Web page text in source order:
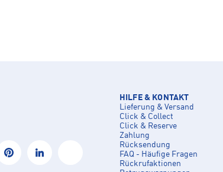
HILFE & KONTAKT
Lieferung & Versand
Click & Collect
Click & Reserve
Zahlung
Rücksendung
FAQ - Häufige Fragen
Rückrufaktionen